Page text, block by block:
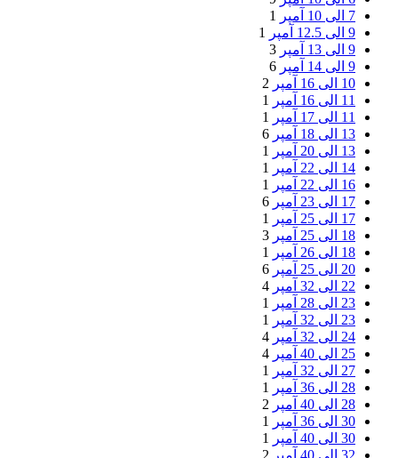
7 الی 10 آمپر
1
9 الی 12.5 آمپر
1
9 الی 13 آمپر
3
9 الی 14 آمپر
6
10 الی 16 آمپر
2
11 الی 16 آمپر
1
11 الی 17 آمپر
1
13 الی 18 آمپر
6
13 الی 20 آمپر
1
14 الی 22 آمپر
1
16 الی 22 آمپر
1
17 الی 23 آمپر
6
17 الی 25 آمپر
1
18 الی 25 آمپر
3
18 الی 26 آمپر
1
20 الی 25 آمپر
6
22 الی 32 آمپر
4
23 الی 28 آمپر
1
23 الی 32 آمپر
1
24 الی 32 آمپر
4
25 الی 40 آمپر
4
27 الی 32 آمپر
1
28 الی 36 آمپر
1
28 الی 40 آمپر
2
30 الی 36 آمپر
1
30 الی 40 آمپر
1
32 الی 40 آمپر
2